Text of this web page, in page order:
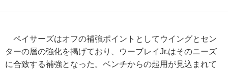
ペイサーズはオフの補強ポイントとしてウイングとセン
ターの層の強化を掲げており、ウーブレイJr.はそのニーズ
に合致する補強となった。ベンチからの起用が見込まれて